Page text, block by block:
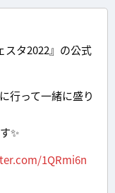
スタ2022』の公式
行って一緒に盛り
✨
1QRmi6n